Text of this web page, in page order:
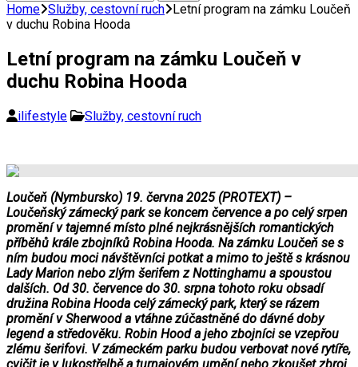
Home Služby, cestovní ruch Letní program na zámku Loučeň
v duchu Robina Hooda
Letní program na zámku Loučeň v
duchu Robina Hooda
ilifestyle Služby, cestovní ruch
Loučeň (Nymbursko) 19. června 2025 (PROTEXT) –
Loučeňský zámecký park se koncem července a po celý srpen
promění v tajemné místo plné nejkrásnějších romantických
příběhů krále zbojníků Robina Hooda. Na zámku Loučeň se s
ním budou moci návštěvníci potkat a mimo to ještě s krásnou
Lady Marion nebo zlým šerifem z Nottinghamu a spoustou
dalších. Od 30. července do 30. srpna tohoto roku obsadí
družina Robina Hooda celý zámecký park, který se rázem
promění v Sherwood a vtáhne zúčastněné do dávné doby
legend a středověku. Robin Hood a jeho zbojníci se vzepřou
zlému šerifovi. V zámeckém parku budou verbovat nové rytíře,